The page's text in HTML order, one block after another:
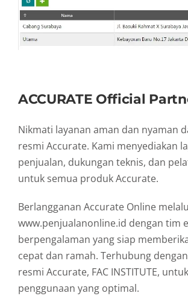
ACCURATE Official
Nikmati layanan aman dan nyaman
resmi Accurate. Kami menyediakan
penjualan, dukungan teknis, dan
untuk semua produk Accurate.
Berlangganan Accurate Online
www.penjualanonline.id dengan tim
berpengalaman yang siap
cepat dan ramah. Terhubung
resmi Accurate, FAC INSTITUTE,
penggunaan yang optimal.